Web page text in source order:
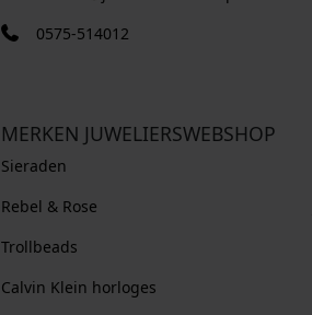
0575-514012
MERKEN JUWELIERSWEBSHOP
Sieraden
Rebel & Rose
Trollbeads
Calvin Klein horloges